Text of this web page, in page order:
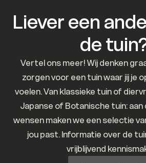
Liever een
de
Vertel ons meer! Wij denken
zorgen voor een tuin waar jij je
voelen. Van klassieke tuin of
Japanse of Botanische tuin: aan
wensen maken we een selectie
jou past. Informatie over de
vrijblijvend